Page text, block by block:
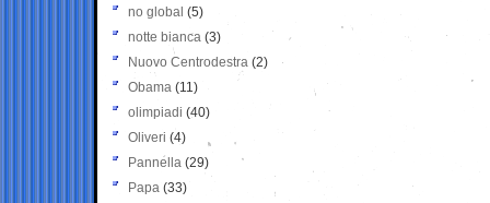
no global (5)
notte bianca (3)
Nuovo Centrodestra (2)
Obama (11)
olimpiadi (40)
Oliveri (4)
Pannella (29)
Papa (33)